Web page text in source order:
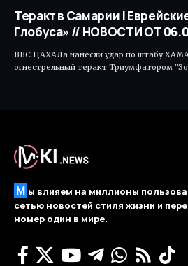
Теракт в Самарии |
Глобуса» // НОВОСТИ ОТ
ВВС ЦАХАЛа нанесли удар по штабу
огнестрельный теракт Триумфатором
М ы влияем на миллионы
сетью новостей стиля жизни и
номер один в мире.